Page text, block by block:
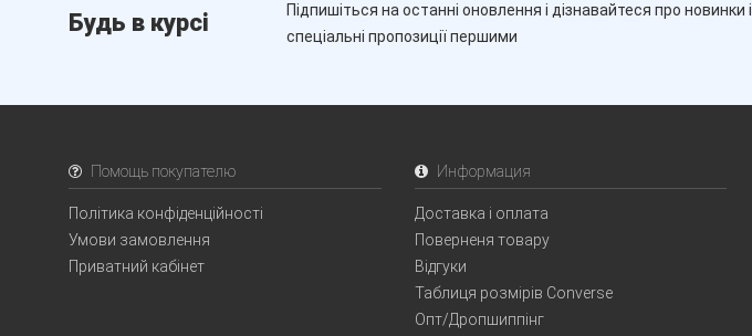
Будь в курсі
Підпишіться на останні оновлення і дізнавайтеся про новинки і
спеціальні пропозиції першими
Помощь покупателю
Політика конфіденційності
Умови замовлення
Приватний кабінет
Информация
Доставка і оплата
Поверненя товару
Відгуки
Таблиця розмірів Converse
Опт/Дропшиппінг